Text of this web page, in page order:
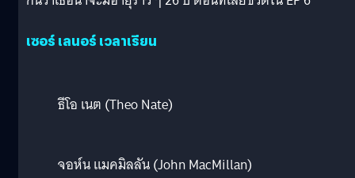
เซอร์ เลนอร์ เวลาเรียน
ธีโอ เนต (Theo Nate)
จอห์น แมคมิลลัน (John MacMillan)